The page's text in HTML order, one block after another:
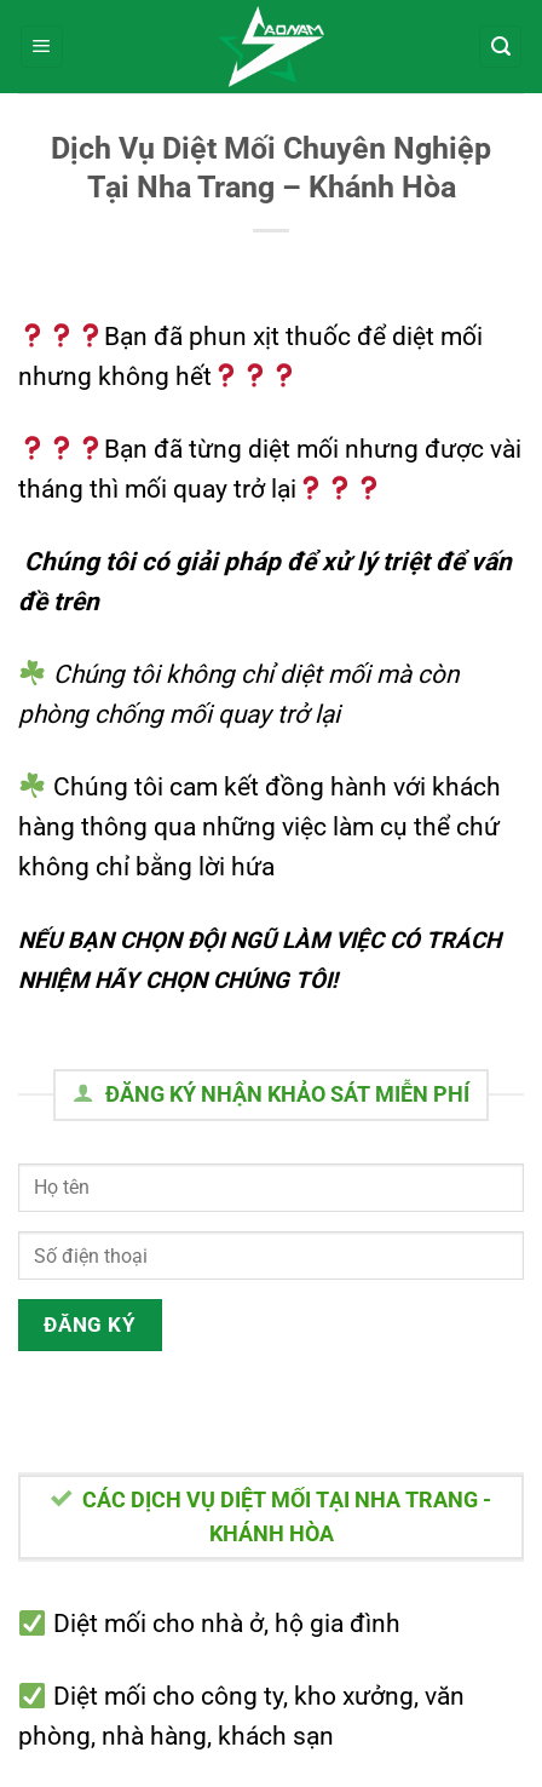
qua
Dịch Vụ Diệt Mối Chuyên Nghiệp
Tại Nha Trang – Khánh Hòa
Bạn đã phun xịt thuốc để diệt mối
nhưng không hết
Bạn đã từng diệt mối nhưng được vài
tháng thì mối quay trở lại
Chúng tôi có giải pháp để xử lý triệt để vấn
đề trên
Chúng tôi không chỉ diệt mối mà còn
phòng chống mối quay trở lại
Chúng tôi cam kết đồng hành với khách
hàng thông qua những việc làm cụ thể chứ
không chỉ bằng lời hứa
NẾU BẠN CHỌN ĐỘI NGŨ LÀM VIỆC CÓ TRÁCH
NHIỆM HÃY CHỌN CHÚNG TÔI!
ĐĂNG KÝ NHẬN KHẢO SÁT MIỄN PHÍ
CÁC DỊCH VỤ DIỆT MỐI TẠI NHA TRANG -
KHÁNH HÒA
Diệt mối cho nhà ở, hộ gia đình
Diệt mối cho công ty, kho xưởng, văn
phòng, nhà hàng, khách sạn